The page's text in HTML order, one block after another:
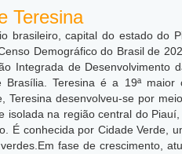
Teresina
brasileiro, capital do estado do
Demográfico do Brasil de
Integrada de Desenvolvimento
Brasília. Teresina é a 19ª
Teresina desenvolveu-se por
isolada na região central do
É conhecida por Cidade Verde,
fase de crescimento,